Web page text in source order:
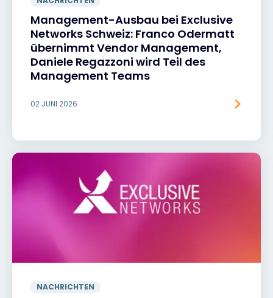
Management-Ausbau bei Exclusive
Networks Schweiz: Franco Odermatt
übernimmt Vendor Management,
Daniele Regazzoni wird Teil des
Management Teams
02 JUNI 2026
NACHRICHTEN